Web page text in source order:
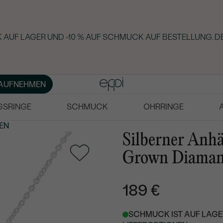
LAGER UND -10 % AUF SCHMUCK AUF BESTELLUNG.
SCHMUCK OHRRINGE
Silberner
Grown
189 €
SCHMUCK IST AUF